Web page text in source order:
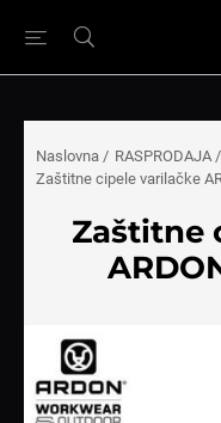
Naslovna / RASPRODAJA /
Zaštitne cipele varilačke
Zaštitne